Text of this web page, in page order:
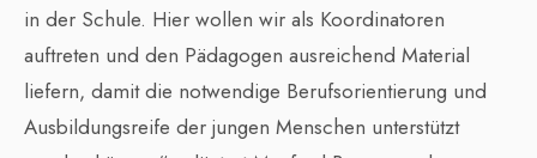
in der Schule. Hier wollen wir als Koordinatoren
auftreten und den Pädagogen ausreichend Material
liefern, damit die notwendige Berufsorientierung und
Ausbildungsreife der jungen Menschen unterstützt